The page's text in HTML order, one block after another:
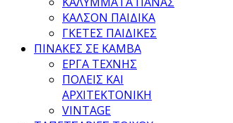
ΚΑΛΣΟΝ ΠΑΙΔΙΚΑ
ΓΚΕΤΕΣ ΠΑΙΔΙΚΕΣ
ΠΙΝΑΚΕΣ ΣΕ ΚΑΜΒΑ
ΕΡΓΑ ΤΕΧΝΗΣ
ΠΟΛΕΙΣ ΚΑΙ
ΑΡΧΙΤΕΚΤΟΝΙΚΗ
VINTAGE